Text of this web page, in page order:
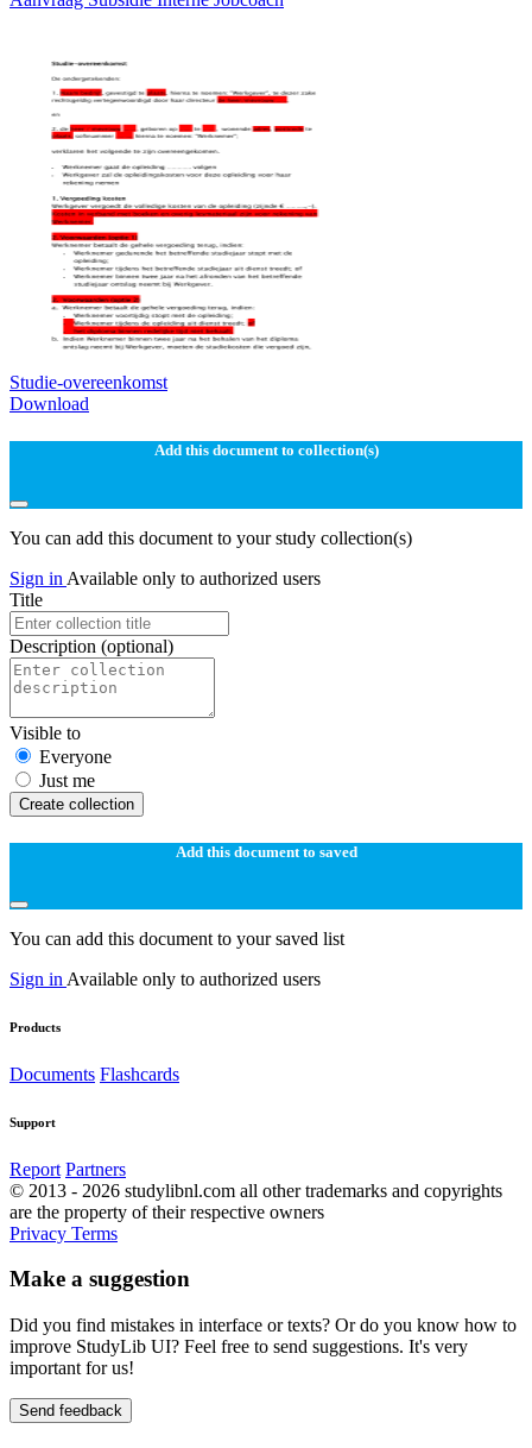
Studie-overeenkomst
Download
Add this document to collection(s)
You can add this document to your study collection(s)
Sign in Available only to authorized users
Title
Description (optional)
Visible to
Everyone
Just me
Create collection
Add this document to saved
You can add this document to your saved list
Sign in Available only to authorized users
Products
Documents Flashcards
Support
Report Partners
© 2013 - 2026 studylibnl.com all other trademarks and copyrights
are the property of their respective owners
Privacy Terms
Make a suggestion
Did you find mistakes in interface or texts? Or do you know how to
improve StudyLib UI? Feel free to send suggestions. It's very
important for us!
Send feedback